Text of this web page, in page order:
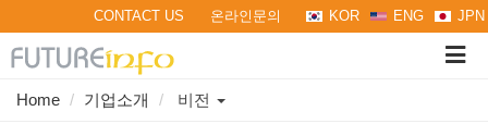
CONTACT US 온라인문의 KOR ENG JPN
Home 기업소개 비전
Toggle